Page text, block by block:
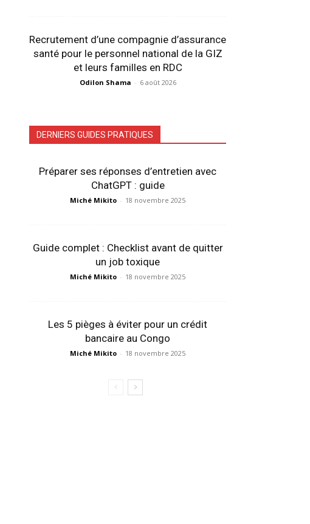
Recrutement d’une compagnie d’assurance
santé pour le personnel national de la GIZ
et leurs familles en RDC
Odilon Shama - 6 août 2026
DERNIERS GUIDES PRATIQUES
Préparer ses réponses d’entretien avec
ChatGPT : guide
Miché Mikito - 18 novembre 2025
Guide complet : Checklist avant de quitter
un job toxique
Miché Mikito - 18 novembre 2025
Les 5 pièges à éviter pour un crédit
bancaire au Congo
Miché Mikito - 18 novembre 2025